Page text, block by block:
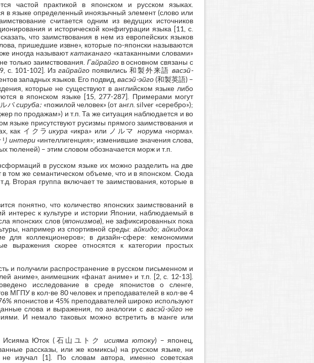
частой практикой в японском и русском языках.
в языке определенный иноязычный элемент (слово или
считается одним из ведущих источников
и исторической конфигурации языка [11, с.
что заимствования в нем из европейских языков
пришедшие извне», которые по-японски называются
иногда называюткатаканаго «катаканными словами»
только заимствования. Гайрайгов основном связаны с
с. 101-102]. Изгайрайго появились 和製外来語васэй-
западных языков. Его подвид, васэй-эйго (和製英語) –
которые не существуют в английском языке либо
в японском языке [15, 277-287]. Примерами могут
ルバсируба: «пожилой человек» (от англ. silver «серебро»);
по продажам») и т.п. Та же ситуация наблюдается и во
языке присутствуют русизмы прямого заимствования и
как イクラ икура «икра» или ノルマ норума «норма».
интери«интеллигенция»; изменившие значения слова,
тюленей) – этим словом обозначается морж и т.п.
в русском языке их можно разделить на две
в том же семантическом объеме, что и в японском. Сюда
Вторая группа включает те заимствования, которые в
понятно, что количество японских заимствований в
интерес к культуре и истории Японии, наблюдаемый в
японских слов (японизмов), не зафиксированных пока
например из спортивной среды:айкидо;айкидока
для коллекционеров»; в дизайн-сфере: кемономими
скорее относятся к категории простых
и получили распространение в русском письменном и
аниме», анимешник «фанат аниме» и т.п. [2, с. 12-13].
исследование в среде японистов о сленге,
МГПУ в кол-ве 80 человек и преподавателей в кол-ве 4
японистов и 45% преподавателей широко используют
слова и выражения, по аналогии с васэй-эйгоне
И немало таковых можно встретить в манге или
Исияма Юток (石山ユトクисияма ютоку) – японец,
рассказы, или же комиксы) на русском языке, ни
изучал [1]. По словам автора, именно советская